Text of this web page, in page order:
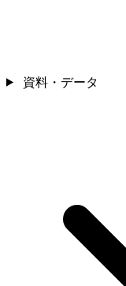
資料・データ